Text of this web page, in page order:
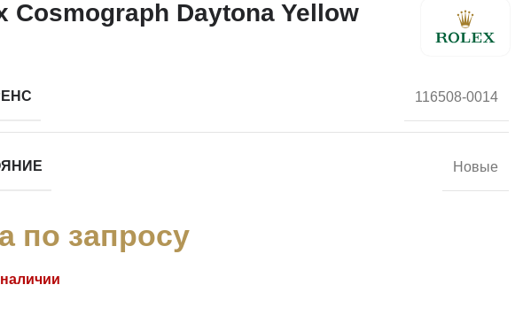
Cosmograph Daytona Yellow
116508-0014
Новые
по запросу